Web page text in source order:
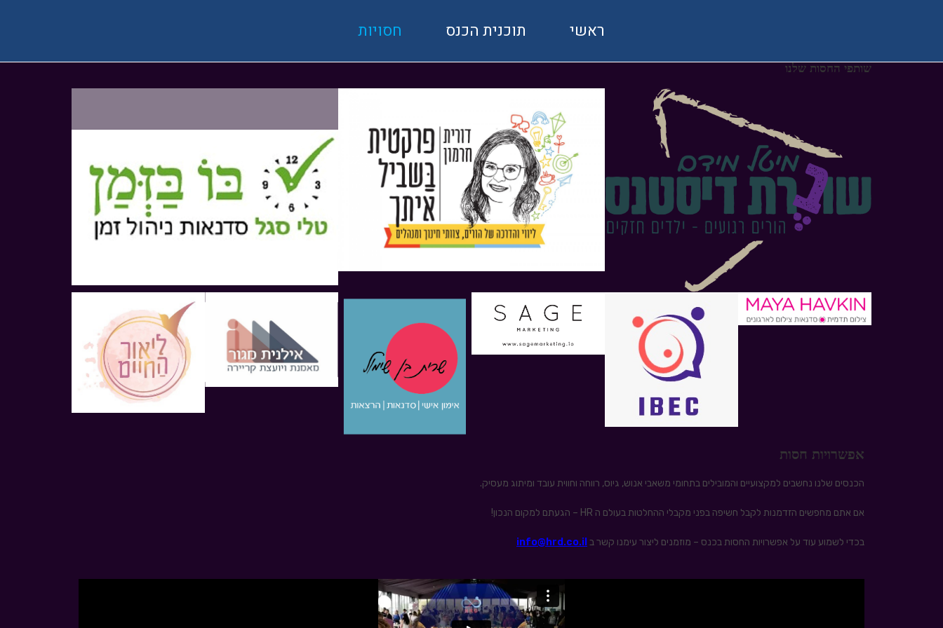
ראשי תוכנית הכנס חסויות
שותפי החסות שלנו
אפשרויות חסות
הכנסים שלנו נחשבים למקצועיים והמובילים בתחומי משאבי אנוש, גיוס, רווחה וחווית עובד ומיתוג מעסיק.
אם אתם מחפשים הזדמנות לקבל חשיפה בפני מקבלי ההחלטות בעולם ה HR – הגעתם למקום הנכון!
בכדי לשמוע עוד על אפשרויות החסות בכנס – מוזמנים ליצור עימנו קשר ב info@hrd.co.il